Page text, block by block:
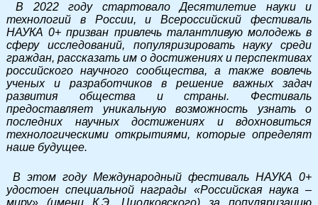
В 2022 году стартовало Десятилетие науки и
технологий в России, и Всероссийский фестиваль
НАУКА 0+ призван привлечь талантливую молодежь в
сферу исследований, популяризировать науку среди
граждан, рассказать им о достижениях и перспективах
российского научного сообщества, а также вовлечь
ученых и разработчиков в решение важных задач
развития общества и страны. Фестиваль
предоставляет уникальную возможность узнать о
последних научных достижениях и вдохновиться
технологическими открытиями, которые определят
наше будущее.
В этом году Международный фестиваль НАУКА 0+
удостоен специальной награды «Российская наука –
миру» (имени К.Э. Циолковского) за популяризацию